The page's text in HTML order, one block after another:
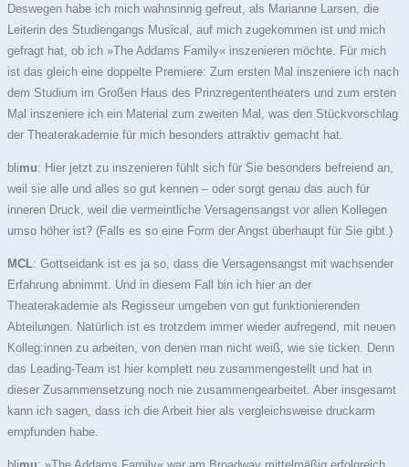
Deswegen habe ich mich wahnsinnig gefreut, als Marianne Larsen, die
Leiterin des Studiengangs Musical, auf mich zugekommen ist und mich
gefragt hat, ob ich »The Addams Family« inszenieren möchte. Für mich
ist das gleich eine doppelte Premiere: Zum ersten Mal inszeniere ich nach
dem Studium im Großen Haus des Prinzregententheaters und zum ersten
Mal inszeniere ich ein Material zum zweiten Mal, was den Stückvorschlag
der Theaterakademie für mich besonders attraktiv gemacht hat.
blimu: Hier jetzt zu inszenieren fühlt sich für Sie besonders befreiend an,
weil sie alle und alles so gut kennen – oder sorgt genau das auch für
inneren Druck, weil die vermeintliche Versagensangst vor allen Kollegen
umso höher ist? (Falls es so eine Form der Angst überhaupt für Sie gibt.)
MCL: Gottseidank ist es ja so, dass die Versagensangst mit wachsender
Erfahrung abnimmt. Und in diesem Fall bin ich hier an der
Theaterakademie als Regisseur umgeben von gut funktionierenden
Abteilungen. Natürlich ist es trotzdem immer wieder aufregend, mit neuen
Kolleg:innen zu arbeiten, von denen man nicht weiß, wie sie ticken. Denn
das Leading-Team ist hier komplett neu zusammengestellt und hat in
dieser Zusammensetzung noch nie zusammengearbeitet. Aber insgesamt
kann ich sagen, dass ich die Arbeit hier als vergleichsweise druckarm
empfunden habe.